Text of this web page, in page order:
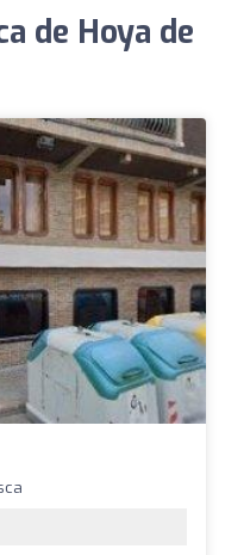
de Hoya de